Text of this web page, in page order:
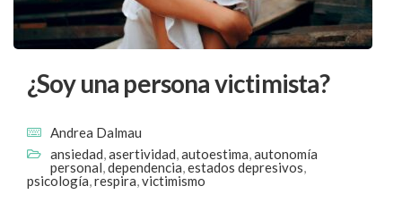
¿Soy una persona victimista?
Andrea Dalmau
ansiedad,asertividad,autoestima,autonomía
personal,dependencia,estados depresivos,
psicología,respira,victimismo